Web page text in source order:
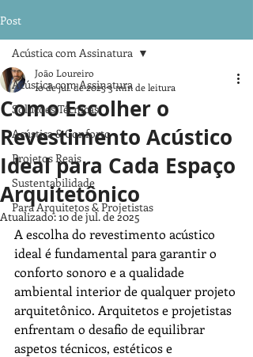
Post
Acústica com Assinatura
Soluções Técnicas
Acústica & Conforto
Projetos Reais
Sustentabilidade
Para Arquitetos & Projetistas
Acústica com Assinatura
Como Escolher o
Revestimento Acústico
Ideal para Cada Espaço
Arquitetônico
João Loureiro
10 de jul. de 20253 min de leitura
Atualizado:10 de jul. de 2025
A escolha do revestimento acústico
ideal é fundamental para garantir o
conforto sonoro e a qualidade
ambiental interior de qualquer projeto
arquitetônico. Arquitetos e projetistas
enfrentam o desafio de equilibrar
aspetos técnicos, estéticos e